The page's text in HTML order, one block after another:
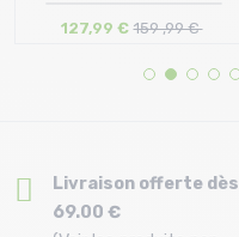
38.5 | 39 | 39.5 | 40.5 | 41
127,99 € 159 ,99 €
Livraison offerte dès
69.00 €